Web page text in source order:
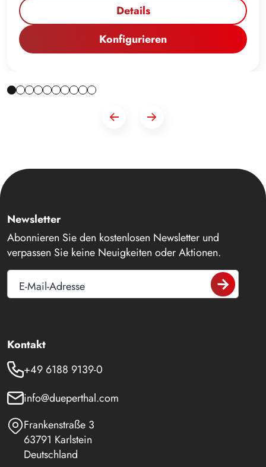
Details
Konfigurieren
Newsletter
Abonnieren Sie den kostenlosen Newsletter und
verpassen Sie keine Neuigkeiten oder Aktionen.
E-Mail-Adresse
Kontakt
+49 6188 9139-0
info@dueperthal.com
Frankenstraße 3
63791 Karlstein
Deutschland